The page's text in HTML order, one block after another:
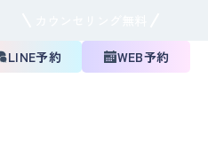
LINE予約 WEB予約